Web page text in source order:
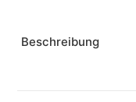
Beschreibung